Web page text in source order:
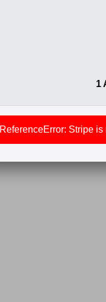
1
ReferenceError: Stripe is